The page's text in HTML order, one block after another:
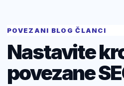
POVEZANI BLOG ČLANCI
Nastavite
povezane